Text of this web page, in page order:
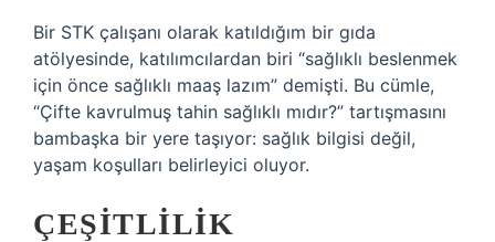
Bir STK çalışanı olarak katıldığım bir gıda
atölyesinde, katılımcılardan biri “sağlıklı beslenmek
için önce sağlıklı maaş lazım” demişti. Bu cümle,
“Çifte kavrulmuş tahin sağlıklı mıdır?” tartışmasını
bambaşka bir yere taşıyor: sağlık bilgisi değil,
yaşam koşulları belirleyici oluyor.
ÇEŞITLILIK